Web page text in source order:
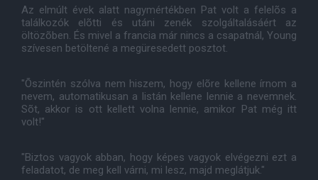
Az elmúlt évek alatt nagymértékben Pat volt a felelõs a
találkozók elõtti és utáni zenék szolgáltalásáért az
öltözõben. És mivel a francia már nincs a csapatnál, Young
szívesen betöltené a megüresedett posztot.
"Õszintén szólva nem hiszem, hogy elõre kellene írnom a
nevem, automatikusan a listán kellene lennie a nevemnek.
Sõt, akkor is ott kellett volna lennie, amikor Pat még itt
volt!"
"Biztos vagyok abban, hogy képes vagyok elvégezni ezt a
feladatot, de meg kell várni, mi lesz, majd meglátjuk."